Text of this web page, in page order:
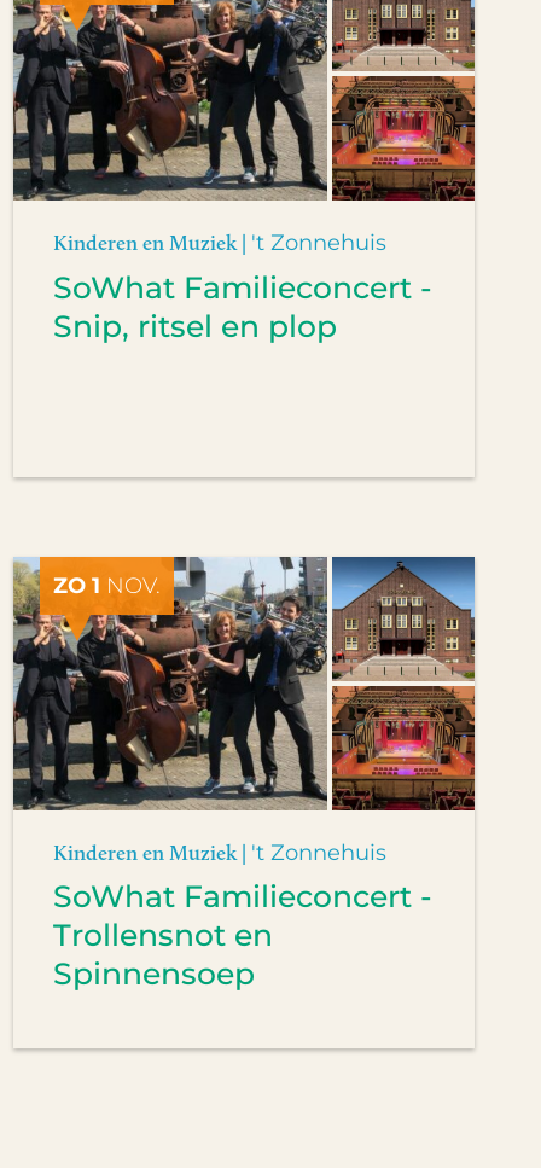
Kinderen en Muziek | 't Zonnehuis
SoWhat Familieconcert -
Snip, ritsel en plop
ZO 1 NOV.
Kinderen en Muziek | 't Zonnehuis
SoWhat Familieconcert -
Trollensnot en
Spinnensoep